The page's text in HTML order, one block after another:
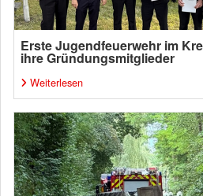
Erste Jugendfeuerwehr im
ihre Gründungsmitglieder
Weiterlesen